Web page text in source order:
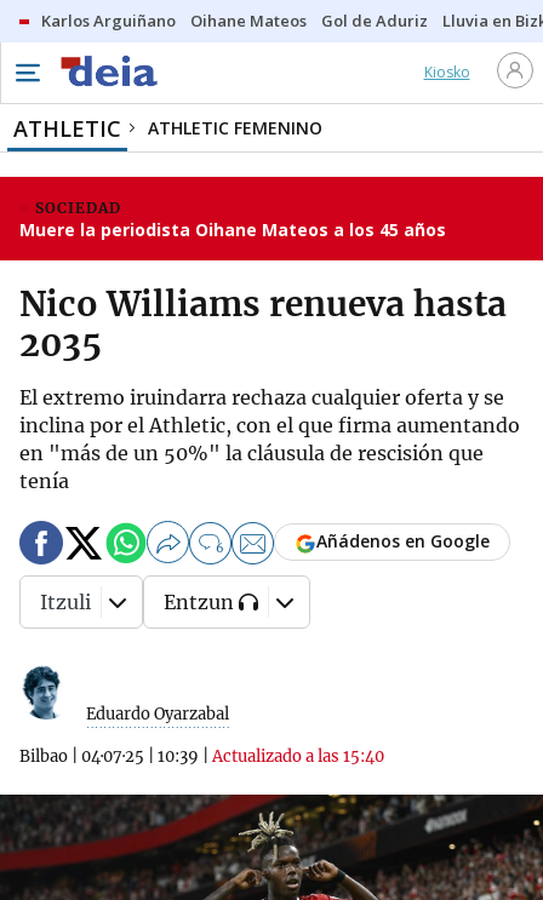
Karlos Arguiñano Oihane Mateos Gol de Aduriz Lluvia en
Kiosko
ATHLETIC ATHLETIC FEMENINO
SOCIEDAD
Muere la periodista Oihane Mateos a los 45 años
Nico Williams renueva hasta
2035
El extremo iruindarra rechaza cualquier oferta y se
inclina por el Athletic, con el que firma aumentando
en "más de un 50%" la cláusula de rescisión que
tenía
Eduardo Oyarzabal
Bilbao 04·07·25 10:39 |Actualizado a las 15:40
6 Añádenos en Google
Itzuli Entzun